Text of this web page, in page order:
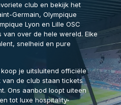
club en bekijk het
Germain, Olympique
Lyon en Lille OSC
over de hele wereld. Elke
snelheid en pure
koop je uitsluitend officiële
van de club staan tickets
Ons aanbod loopt uiteen
tot luxe hospitality-